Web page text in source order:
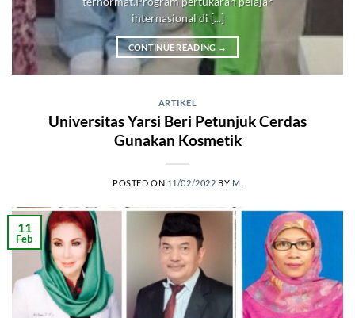
internasional di [...]
CONTINUE READING →
ARTIKEL
Universitas Yarsi Beri Petunjuk Cerdas
Gunakan Kosmetik
POSTED ON 11/02/2022 BY M.
11
Feb